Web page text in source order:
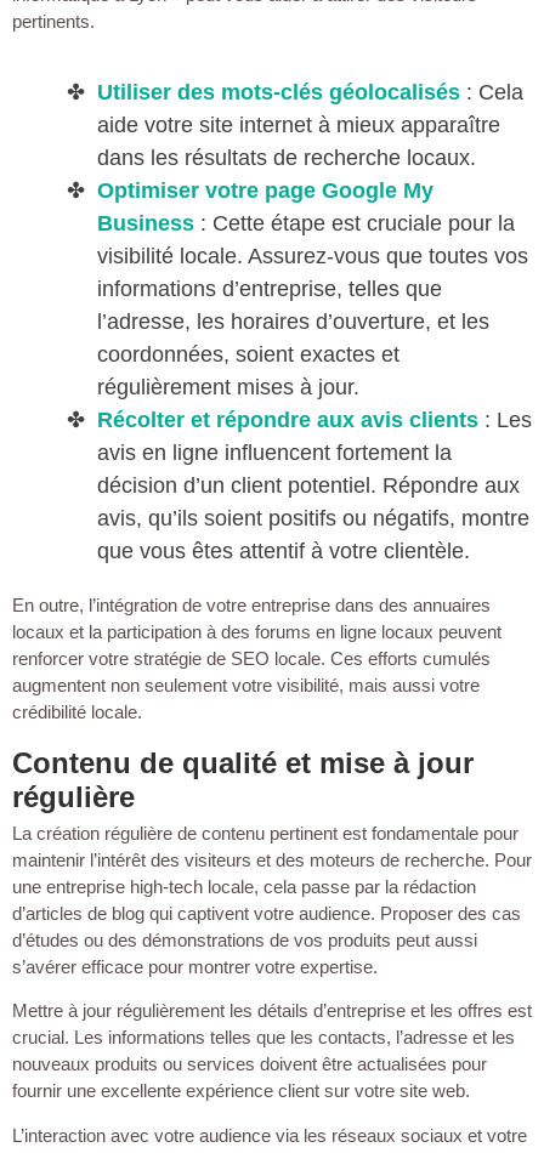
pertinents.
Utiliser des mots-clés géolocalisés : Cela
aide votre site internet à mieux apparaître
dans les résultats de recherche locaux.
Optimiser votre page Google My
Business : Cette étape est cruciale pour la
visibilité locale. Assurez-vous que toutes vos
informations d’entreprise, telles que
l’adresse, les horaires d’ouverture, et les
coordonnées, soient exactes et
régulièrement mises à jour.
Récolter et répondre aux avis clients : Les
avis en ligne influencent fortement la
décision d’un client potentiel. Répondre aux
avis, qu’ils soient positifs ou négatifs, montre
que vous êtes attentif à votre clientèle.
En outre, l’intégration de votre entreprise dans des annuaires
locaux et la participation à des forums en ligne locaux peuvent
renforcer votre stratégie de SEO locale. Ces efforts cumulés
augmentent non seulement votre visibilité, mais aussi votre
crédibilité locale.
Contenu de qualité et mise à jour
régulière
La création régulière de contenu pertinent est fondamentale pour
maintenir l’intérêt des visiteurs et des moteurs de recherche. Pour
une entreprise high-tech locale, cela passe par la rédaction
d’articles de blog qui captivent votre audience. Proposer des cas
d’études ou des démonstrations de vos produits peut aussi
s’avérer efficace pour montrer votre expertise.
Mettre à jour régulièrement les détails d’entreprise et les offres est
crucial. Les informations telles que les contacts, l’adresse et les
nouveaux produits ou services doivent être actualisées pour
fournir une excellente expérience client sur votre site web.
L’interaction avec votre audience via les réseaux sociaux et votre